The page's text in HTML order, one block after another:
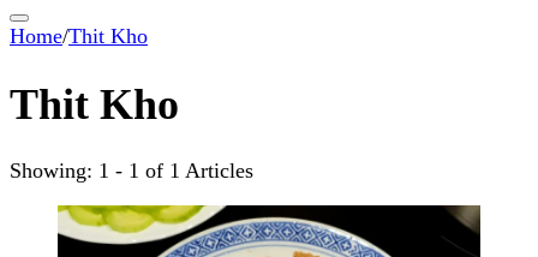
Home/Thit Kho
Thit Kho
Showing: 1 - 1 of 1 Articles